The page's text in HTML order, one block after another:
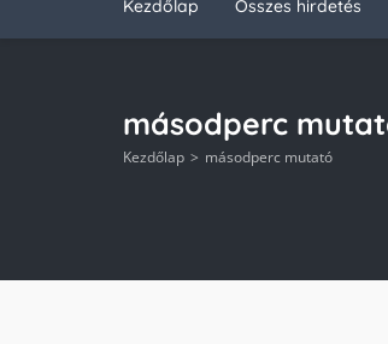
Kezdőlap Összes hirdetés
másodperc
Kezdőlap másodperc mutató